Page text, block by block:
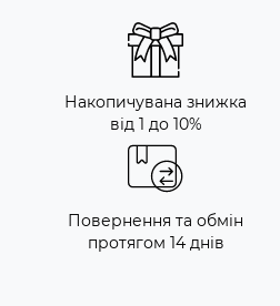
Накопичувана знижка
від 1 до 10%
Повернення та обмін
протягом 14 днів